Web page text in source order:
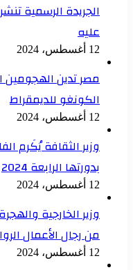
الجريدة الرسمية
عليه
12 أغسطس، 2024
مصر تدين الهجومين
الكونغو للديمقراط
12 أغسطس، 2024
وزير الثقافة يُكَرم
بدورتها الرابعة 2024
12 أغسطس، 2024
وزير الخارجية
من رجال الأعمال
12 أغسطس، 2024